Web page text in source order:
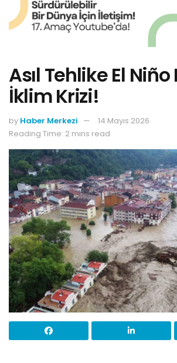
Asıl Tehlike El
İklim Krizi!
by Haber Merkezi
14 Mayıs 2026
Reading Time: 2 mins read